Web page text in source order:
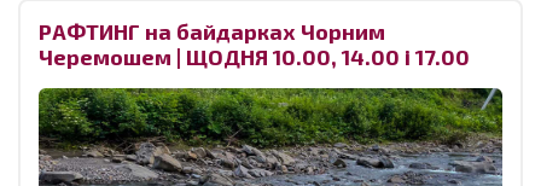
РАФТИНГ на байдарках Чорним
Черемошем | ЩОДНЯ 10.00, 14.00 і 17.00